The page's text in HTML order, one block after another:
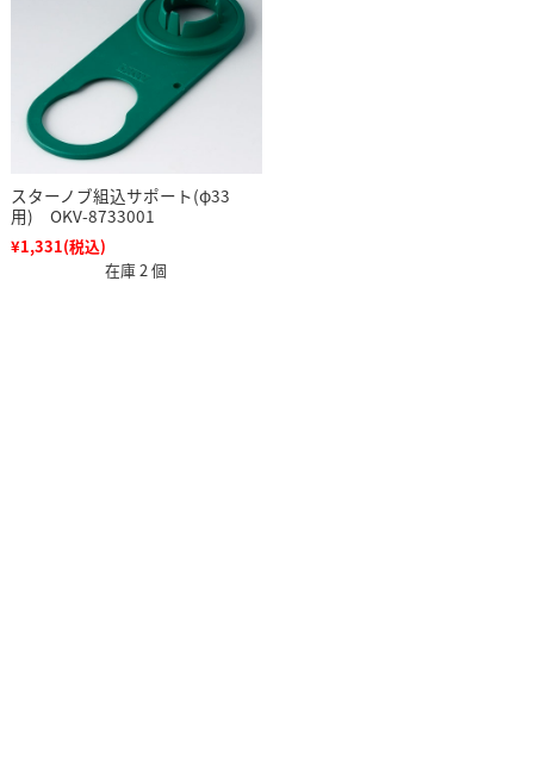
スターノブ組込サポート(φ33
用) OKV-8733001
¥1,331(税込)
在庫 2 個